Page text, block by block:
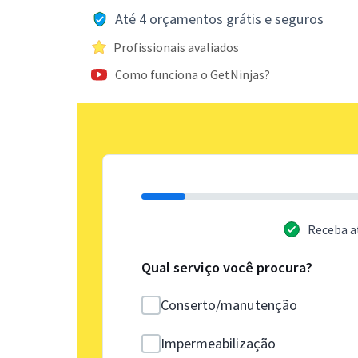
Até 4 orçamentos grátis e seguros
Profissionais avaliados
Como funciona o GetNinjas?
Receba
Qual serviço você procura?
Conserto/manutenção
Impermeabilização